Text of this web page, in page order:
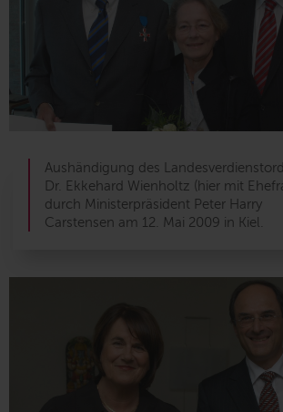
Aushändigung des
Dr. Ekkehard Wienholtz (hier mit
durch Ministerpräsident Peter Harry
Carstensen am 12. Mai 2009 in Kiel.